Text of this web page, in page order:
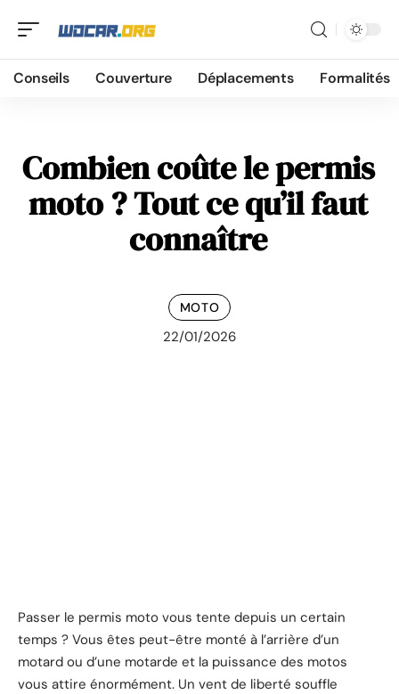
Conseils Couverture Déplacements Formalités
Combien coûte le permis
moto ? Tout ce qu’il faut
connaître
MOTO
22/01/2026
Passer le permis moto vous tente depuis un certain
temps ? Vous êtes peut-être monté à l’arrière d’un
motard ou d’une motarde et la puissance des motos
vous attire énormément. Un vent de liberté souffle